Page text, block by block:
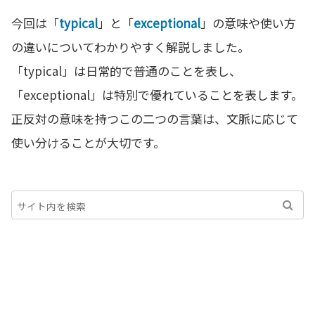
今回は「typical」と「exceptional」の意味や使い方
の違いについてわかりやすく解説しました。
「typical」は日常的で普通のことを表し、
「exceptional」は特別で優れていることを表します。
正反対の意味を持つこの二つの言葉は、文脈に応じて
使い分けることが大切です。